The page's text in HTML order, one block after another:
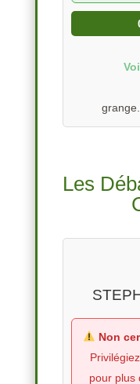
Les
Non
pour plus